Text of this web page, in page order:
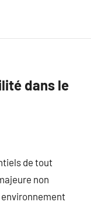
dans le
de tout
non
environnement